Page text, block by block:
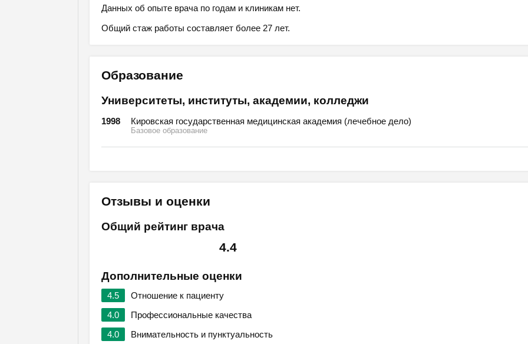
Данных об опыте врача по годам и клиникам нет.
Общий стаж работы составляет более 27 лет.
Образование
Университеты, институты, академии, колледжи
1998 Кировская государственная медицинская академия (лечебное дело)
Базовое образование
Отзывы и оценки
Общий рейтинг врача
4.4
Дополнительные оценки
4.5
Отношение к пациенту
4.0
Профессиональные качества
4.0
Внимательность и пунктуальность